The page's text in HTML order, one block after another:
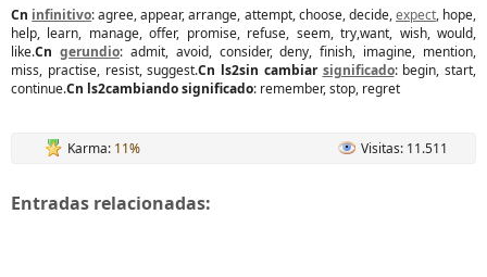
Cn infinitivo: agree, appear, arrange, attempt, choose, decide,expect, hope,
help, learn, manage, offer, promise, refuse, seem, try,want, wish, would,
like.Cn gerundio: admit, avoid, consider, deny, finish, imagine, mention,
miss, practise, resist, suggest.Cn ls2sin cambiar significado: begin, start,
continue.Cn ls2cambiando significado: remember, stop, regret
Karma: 11% Visitas: 11.511
Entradas relacionadas: